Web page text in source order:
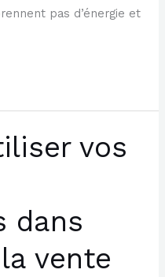
pas d’énergie et
vos
dans
vente